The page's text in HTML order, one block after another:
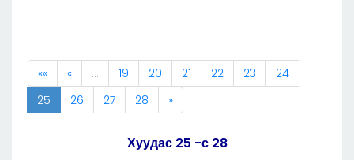
«« « … 19 20 21 22 23
24
25
26 27 28 »
Хуудас 25 -с 28